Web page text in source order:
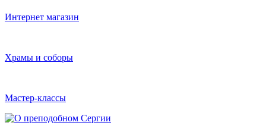
Интернет магазин
Храмы и соборы
Мастер-классы